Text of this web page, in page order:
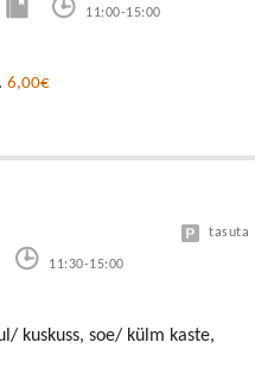
11:00-15:00
6,00€
11:30-15:00
tasuta
kuskuss, soe/ külm kaste,